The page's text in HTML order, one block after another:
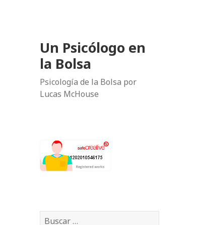
Un Psicólogo en
la Bolsa
Psicología de la Bolsa por
Lucas McHouse
B